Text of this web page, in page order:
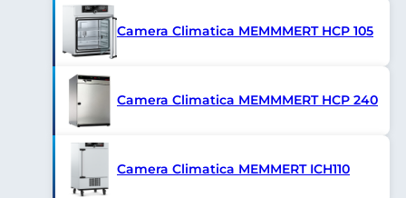
Camera Climatica MEMMMERT HCP 105
Camera Climatica MEMMMERT HCP 240
Camera Climatica MEMMERT ICH110